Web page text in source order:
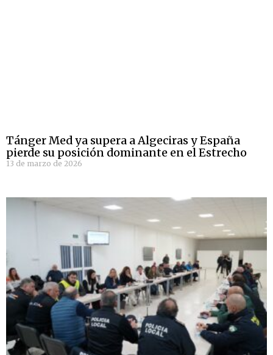
Tánger Med ya supera a Algeciras y España
pierde su posición dominante en el Estrecho
13 de marzo de 2026